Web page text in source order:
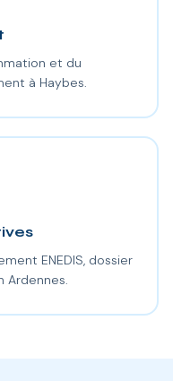
et du
à Haybes.
ENEDIS, dossier
Ardennes.